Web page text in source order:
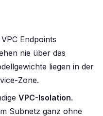
Endpoints
nie über das
liegen in der
Zone.
VPC-Isolation.
Subnetz ganz ohne